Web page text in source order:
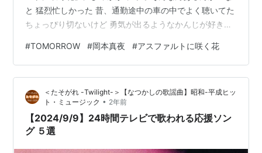
と 猛烈忙しかった 昔、通勤途中の車の中でよく聴いてた
ちょっぴり切ないけど 勇気が出るようなかんじが好きだ
#TOMORROW #岡本真夜 #アスファルトに咲く花
＜たそがれ -Twilight-＞【なつかしの歌謡曲】昭和-平成ヒッ
ト・ミュージック • 2年前
【2024/9/9】24時間テレビで歌われる応援ソン
グ ５選